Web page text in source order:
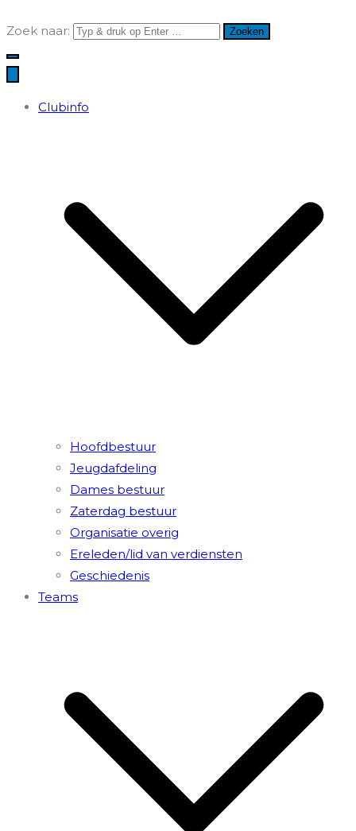
Zoek naar:
Clubinfo
Hoofdbestuur
Jeugdafdeling
Dames bestuur
Zaterdag bestuur
Organisatie overig
Ereleden/lid van verdiensten
Geschiedenis
Teams